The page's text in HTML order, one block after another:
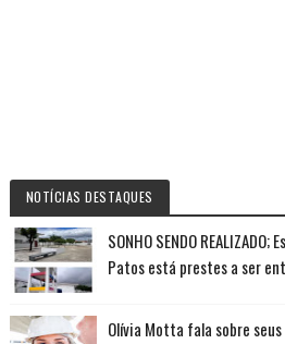
NOTÍCIAS DESTAQUES
SONHO SENDO
Patos está prestes a ser
Olívia Motta fala sobre